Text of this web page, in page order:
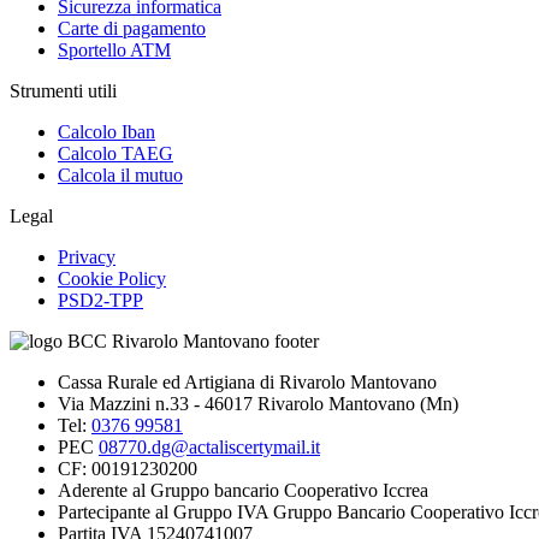
Sicurezza informatica
Carte di pagamento
Sportello ATM
Strumenti utili
Calcolo Iban
Calcolo TAEG
Calcola il mutuo
Legal
Privacy
Cookie Policy
PSD2-TPP
Cassa Rurale ed Artigiana di Rivarolo Mantovano
Via Mazzini n.33 - 46017 Rivarolo Mantovano (Mn)
Tel: 0376 99581
PEC 08770.dg@actaliscertymail.it
CF: 00191230200
Aderente al Gruppo bancario Cooperativo Iccrea
Partecipante al Gruppo IVA Gruppo Bancario Cooperativo
Partita IVA 15240741007